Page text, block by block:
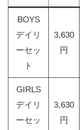
BOYS
デイリ
ーセッ
ト
3,630
円
GIRLS
デイリ
ーセッ
3,630
円